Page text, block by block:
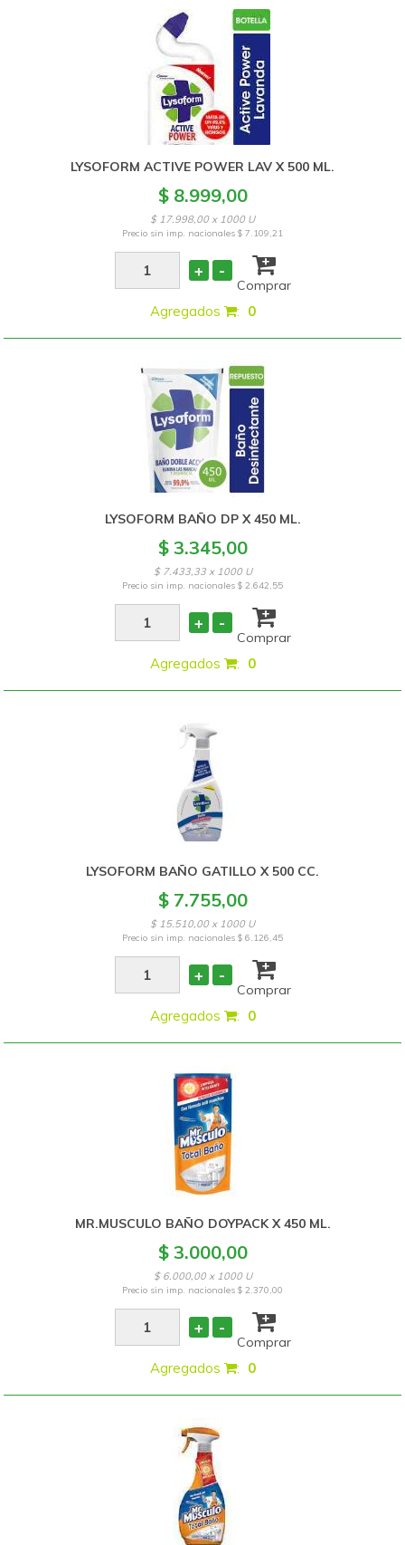
LYSOFORM ACTIVE POWER LAV X 500 ML.
$ 8.999,00
$ 17.998,00 x 1000 U
Precio sin imp. nacionales$ 7.109,21
+ -
Comprar
Agregados : 0
LYSOFORM BAÑO DP X 450 ML.
$ 3.345,00
$ 7.433,33 x 1000 U
Precio sin imp. nacionales$ 2.642,55
+ -
Comprar
Agregados : 0
LYSOFORM BAÑO GATILLO X 500 CC.
$ 7.755,00
$ 15.510,00 x 1000 U
Precio sin imp. nacionales$ 6.126,45
+ -
Comprar
Agregados : 0
MR.MUSCULO BAÑO DOYPACK X 450 ML.
$ 3.000,00
$ 6.000,00 x 1000 U
Precio sin imp. nacionales$ 2.370,00
+ -
Comprar
Agregados : 0